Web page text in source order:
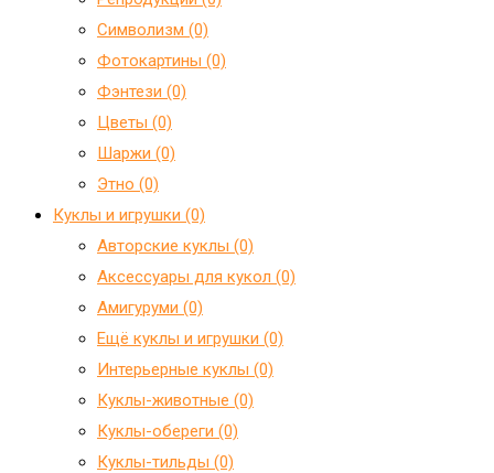
Символизм (0)
Фотокартины (0)
Фэнтези (0)
Цветы (0)
Шаржи (0)
Этно (0)
Куклы и игрушки (0)
Авторские куклы (0)
Аксессуары для кукол (0)
Амигуруми (0)
Ещё куклы и игрушки (0)
Интерьерные куклы (0)
Куклы-животные (0)
Куклы-обереги (0)
Куклы-тильды (0)